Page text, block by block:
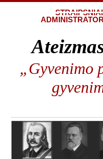
STRAIPSNIAI
„Gyvenimo